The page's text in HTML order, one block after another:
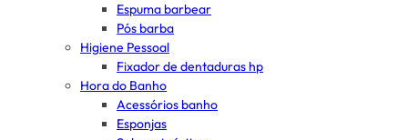
Espuma barbear
Pós barba
Higiene Pessoal
Fixador de dentaduras hp
Hora do Banho
Acessórios banho
Esponjas